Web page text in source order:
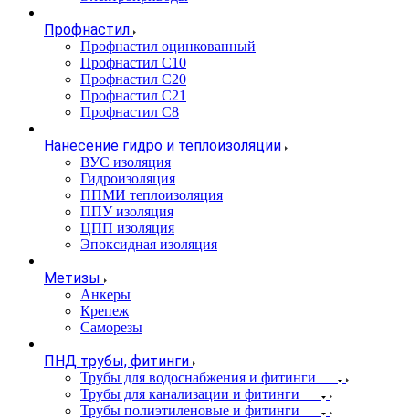
Профнастил
Профнастил оцинкованный
Профнастил С10
Профнастил С20
Профнастил С21
Профнастил С8
Нанесение гидро и теплоизоляции
ВУС изоляция
Гидроизоляция
ППМИ теплоизоляция
ППУ изоляция
ЦПП изоляция
Эпоксидная изоляция
Метизы
Анкеры
Крепеж
Саморезы
ПНД трубы, фитинги
Трубы для водоснабжения и фитинги
Трубы для канализации и фитинги
Трубы полиэтиленовые и фитинги